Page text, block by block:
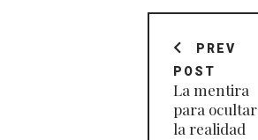
de
entradas
PREV
POST
La mentira
para ocultar
la realidad